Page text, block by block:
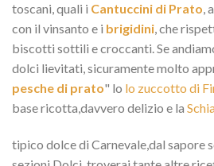
toscani, quali i Cantuccini di Prato,
con il vinsanto e i brigidini, che
biscotti sottili e croccanti. Se
dolci lievitati, sicuramente molto
pesche di prato" lo lo zuccotto di
base ricotta,davvero delizio e la
tipico dolce di Carnevale,dal sapore